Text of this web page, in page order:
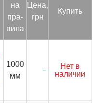
на
пра­
вила
Цена,
грн
Купить
1000
мм
-
Нет в
наличии